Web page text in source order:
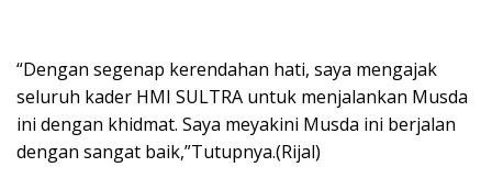
“Dengan segenap kerendahan hati, saya mengajak
seluruh kader HMI SULTRA untuk menjalankan Musda
ini dengan khidmat. Saya meyakini Musda ini berjalan
dengan sangat baik,”Tutupnya.(Rijal)